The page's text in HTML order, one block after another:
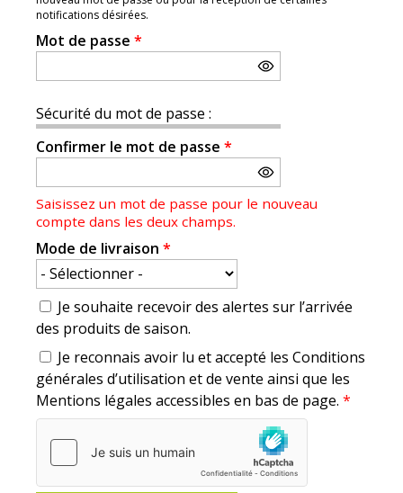
notifications désirées.
Mot de passe *
Sécurité du mot de passe :
Confirmer le mot de passe *
Saisissez un mot de passe pour le nouveau
compte dans les deux champs.
Mode de livraison *
Je souhaite recevoir des alertes sur l’arrivée
des produits de saison.
Je reconnais avoir lu et accepté les Conditions
générales d’utilisation et de vente ainsi que les
Mentions légales accessibles en bas de page. *